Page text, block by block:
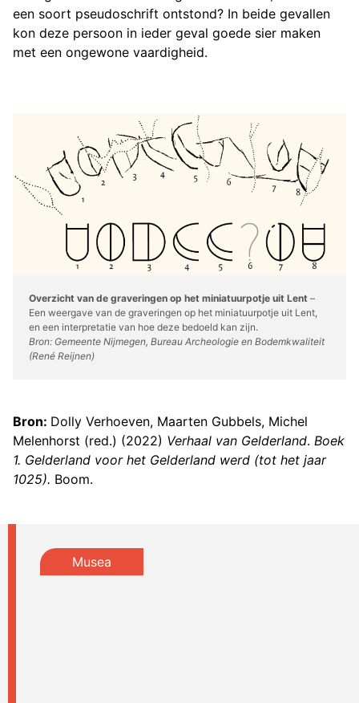
een soort pseudoschrift ontstond? In beide gevallen
kon deze persoon in ieder geval goede sier maken
met een ongewone vaardigheid.
Overzicht van de graveringen op het miniatuurpotje uit Lent –
Een weergave van de graveringen op het miniatuurpotje uit Lent,
en een interpretatie van hoe deze bedoeld kan zijn.
Bron: Gemeente Nijmegen, Bureau Archeologie en Bodemkwaliteit
(René Reijnen)
Bron: Dolly Verhoeven, Maarten Gubbels, Michel
Melenhorst (red.) (2022) Verhaal van Gelderland. Boek
1. Gelderland voor het Gelderland werd (tot het jaar
1025). Boom.